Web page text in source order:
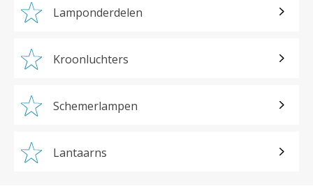
Lamponderdelen
Kroonluchters
Schemerlampen
Lantaarns